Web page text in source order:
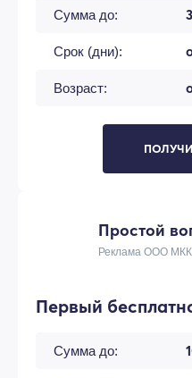
Сумма до:
Срок (дни):
Возраст:
Простой
Реклама ООО
Первый
Сумма до: